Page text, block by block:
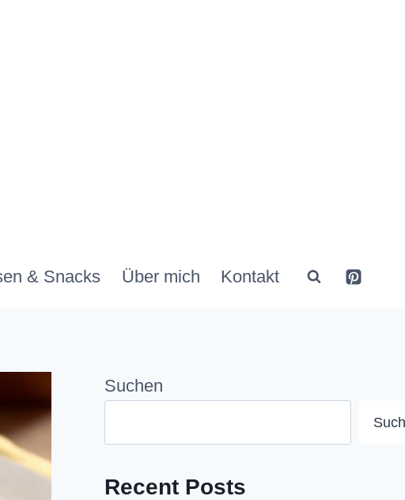
& Snacks Über mich Kontakt
Suchen
Recent Posts